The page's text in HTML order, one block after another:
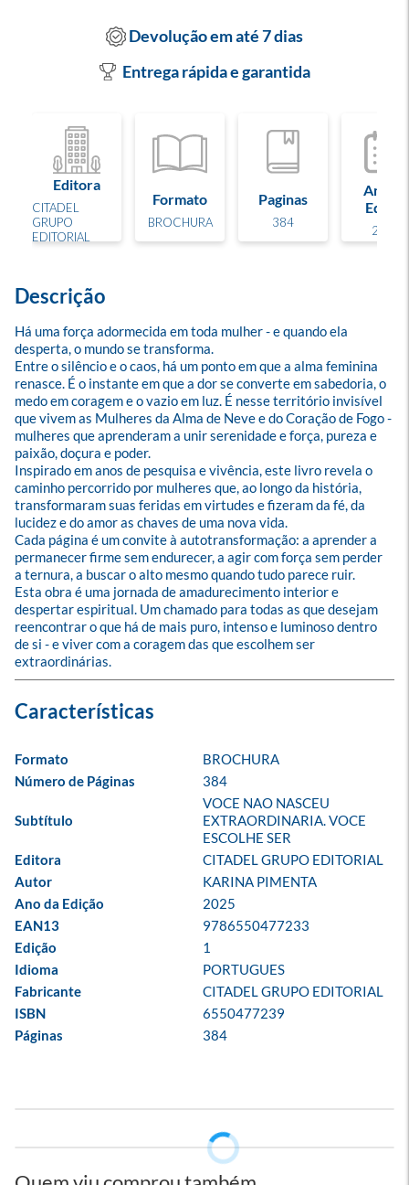
Devolução em até 7 dias
Entrega rápida e garantida
Editora
CITADEL
GRUPO
EDITORIAL
Formato
BROCHURA
Paginas
384
Ano de
Edição
2025
Descrição
Há uma força adormecida em toda mulher - e quando ela
desperta, o mundo se transforma.
Entre o silêncio e o caos, há um ponto em que a alma feminina
renasce. É o instante em que a dor se converte em sabedoria, o
medo em coragem e o vazio em luz. É nesse território invisível
que vivem as Mulheres da Alma de Neve e do Coração de Fogo -
mulheres que aprenderam a unir serenidade e força, pureza e
paixão, doçura e poder.
Inspirado em anos de pesquisa e vivência, este livro revela o
caminho percorrido por mulheres que, ao longo da história,
transformaram suas feridas em virtudes e fizeram da fé, da
lucidez e do amor as chaves de uma nova vida.
Cada página é um convite à autotransformação: a aprender a
permanecer firme sem endurecer, a agir com força sem perder
a ternura, a buscar o alto mesmo quando tudo parece ruir.
Esta obra é uma jornada de amadurecimento interior e
despertar espiritual. Um chamado para todas as que desejam
reencontrar o que há de mais puro, intenso e luminoso dentro
de si - e viver com a coragem das que escolhem ser
extraordinárias.
Formato
BROCHURA
Número de Páginas
384
Subtítulo
VOCE NAO NASCEU
EXTRAORDINARIA. VOCE
ESCOLHE SER
Editora
CITADEL GRUPO EDITORIAL
Autor
KARINA PIMENTA
Ano da Edição
2025
EAN13
9786550477233
Edição
1
Idioma
PORTUGUES
Fabricante
CITADEL GRUPO EDITORIAL
ISBN
6550477239
Páginas
384